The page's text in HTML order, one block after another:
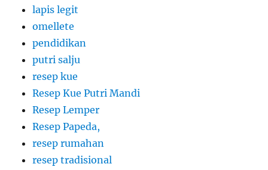
lapis legit
omellete
pendidikan
putri salju
resep kue
Resep Kue Putri Mandi
Resep Lemper
Resep Papeda,
resep rumahan
resep tradisional